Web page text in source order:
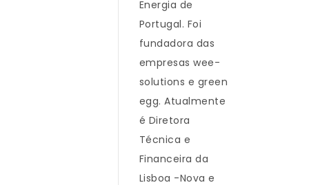
Energia de
Portugal. Foi
fundadora das
empresas wee-
solutions e green
egg. Atualmente
é Diretora
Técnica e
Financeira da
Lisboa -Nova e